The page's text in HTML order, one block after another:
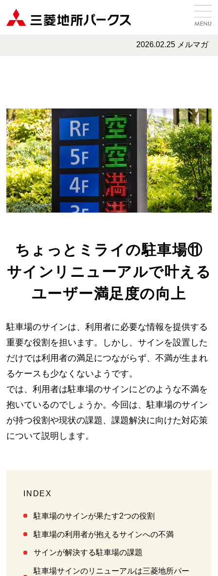
2026.02.25 メルマガ
ちょっとミライの駐車場⑪
サインリニューアルで叶える
ユーザー満足度の向上
駐車場のサインは、利用者に必要な情報を提供する
重要な役割を担います。しかし、サインを設置した
だけでは利用者の満足につながらず、不満が生まれ
るケースも少なくないようです。
では、利用者は駐車場のサインにどのような不満を
抱いているのでしょうか。今回は、駐車場のサイン
が持つ役割や現状の課題、課題解決に向けた対応策
について説明します。
INDEX
駐車場のサインが果たす2つの役割
駐車場の利用者が抱えるサインへの不満
サインが解決する駐車場の課題
駐車場サインのリニューアルは三菱地所パー